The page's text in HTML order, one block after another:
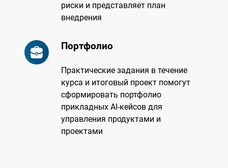
риски и представляет план
внедрения
Портфолио
Практические задания в течение
курса и итоговый проект помогут
сформировать портфолио
прикладных AI-кейсов для
управления продуктами и
проектами